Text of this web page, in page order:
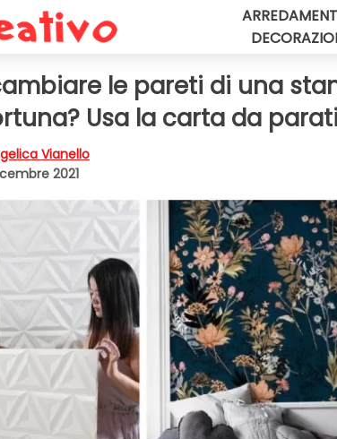
le pareti di una
Usa la carta da
Vianello
2021